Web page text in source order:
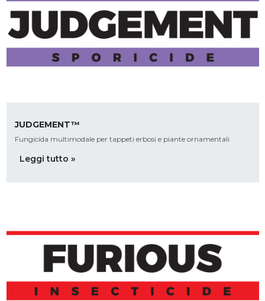
JUDGEMENT™
Fungicida multimodale per tappeti erbosi e piante ornamentali
Leggi tutto »